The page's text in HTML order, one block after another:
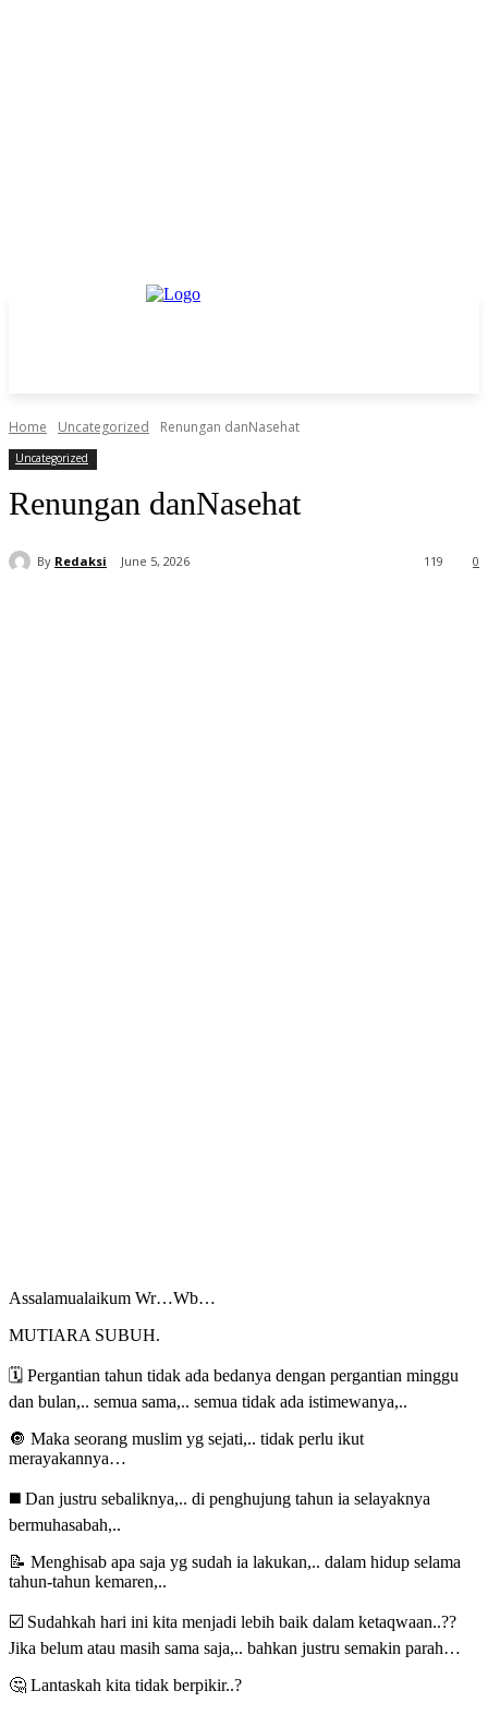
Home Uncategorized Renungan danNasehat
Uncategorized
Renungan danNasehat
By Redaksi June 5, 2026 0
119
Assalamualaikum Wr…Wb…
MUTIARA SUBUH.
🗓️ Pergantian tahun tidak ada bedanya dengan pergantian minggu
dan bulan,.. semua sama,.. semua tidak ada istimewanya,..
🔘 Maka seorang muslim yg sejati,.. tidak perlu ikut
merayakannya…
◼️ Dan justru sebaliknya,.. di penghujung tahun ia selayaknya
bermuhasabah,..
📝 Menghisab apa saja yg sudah ia lakukan,.. dalam hidup selama
tahun-tahun kemaren,..
☑️ Sudahkah hari ini kita menjadi lebih baik dalam ketaqwaan..??
Jika belum atau masih sama saja,.. bahkan justru semakin parah…
🤔 Lantaskah kita tidak berpikir..?